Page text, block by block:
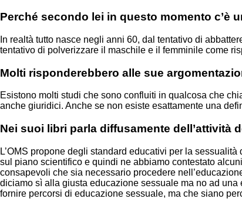
Perché secondo lei in questo momento c’è
In realtà tutto nasce negli anni 60, dal tentativo di
tentativo di polverizzare il maschile e il femminile come
Molti risponderebbero alle sue
Esistono molti studi che sono confluiti in qualcosa che
anche giuridici. Anche se non esiste esattamente una
Nei suoi libri parla diffusamente dell’attività
L’OMS propone degli standard educativi per la
sul piano scientifico e quindi ne abbiamo contestato
consapevoli che sia necessario procedere
diciamo sì alla giusta educazione sessuale ma no ad
fornire percorsi di educazione sessuale, ma che siano